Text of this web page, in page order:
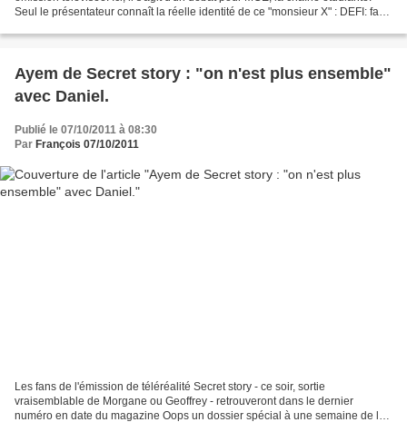
Seul le présentateur connaît la réelle identité de ce "monsieur X" : DEFI: faux
Ayem de Secret story : "on n'est plus ensemble"
avec Daniel.
Publié le 07/10/2011 à 08:30
Par François 07/10/2011
Les fans de l'émission de téléréalité Secret story - ce soir, sortie
vraisemblable de Morgane ou Geoffrey - retrouveront dans le dernier
numéro en date du magazine Oops un dossier spécial à une semaine de la